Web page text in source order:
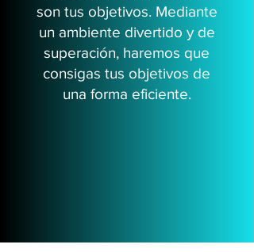
son tus objetivos. Mediante
un ambiente divertido y de
superación, haremos que
consigas tus objetivos de
una forma eficiente.